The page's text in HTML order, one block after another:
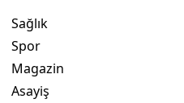
Sağlık
Spor
Magazin
Asayiş